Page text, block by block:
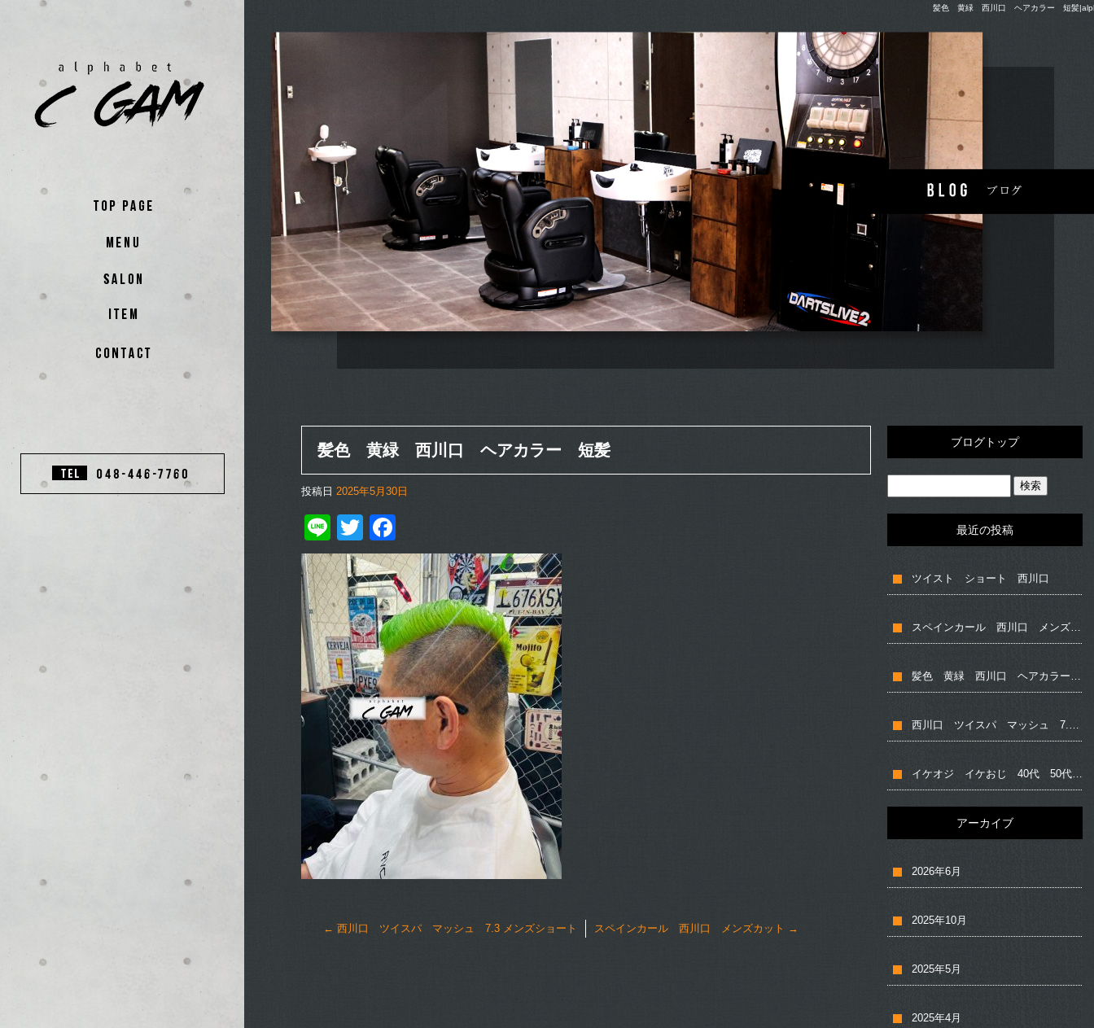
髪色 黄緑 西川口 ヘアカラー 短髪
髪色 黄緑 西川口 ヘアカラー 短髪
投稿日 2025年5月30日
LineTwitter
← 西川口 ツイスパ マッシュ 7.3 メンズショート スペインカール 西川口 メンズカット →
ブログトップ
最近の投稿
ツイスト ショート 西川口
スペインカール 西川口 メンズカット
髪色 黄緑 西川口 ヘアカラー 短髪
西川口 ツイスパ マッシュ 7.3 メンズショート
イケオジ イケおじ 40代 50代 髪型
アーカイブ
2026年6月
2025年10月
2025年5月
2025年4月